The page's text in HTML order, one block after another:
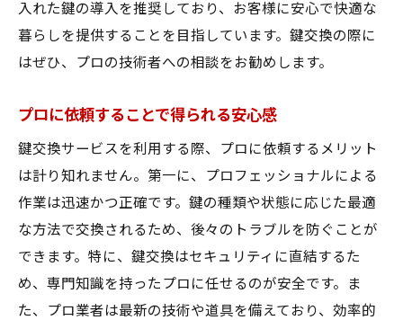
入れた鍵の導入を推奨しており、お客様に安心で快適な
暮らしを提供することを目指しています。鍵交換の際に
はぜひ、プロの技術者への相談をお勧めします。
プロに依頼することで得られる安心感
鍵交換サービスを利用する際、プロに依頼するメリット
は計り知れません。第一に、プロフェッショナルによる
作業は迅速かつ正確です。鍵の種類や状態に応じた最適
な方法で交換されるため、後々のトラブルを防ぐことが
できます。特に、鍵交換はセキュリティに直結するた
め、専門知識を持ったプロに任せるのが安全です。ま
た、プロ業者は最新の技術や道具を備えており、効率的